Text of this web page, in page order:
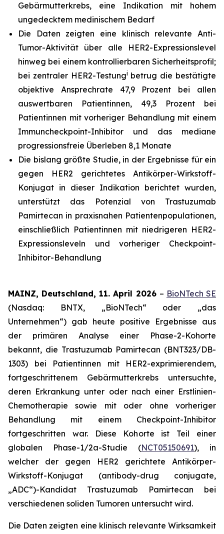
Gebärmutterkrebs, eine Indikation mit hohem
ungedecktem medinischem Bedarf
Die Daten zeigten eine klinisch relevante Anti-
Tumor-Aktivität über alle HER2-Expressionslevel
hinweg bei einem kontrollierbaren Sicherheitsprofil;
bei zentraler HER2-Testungi betrug die bestätigte
objektive Ansprechrate 47,9 Prozent bei allen
auswertbaren Patientinnen, 49,3 Prozent bei
Patientinnen mit vorheriger Behandlung mit einem
Immuncheckpoint-Inhibitor und das mediane
progressionsfreie Überleben 8,1 Monate
Die bislang größte Studie, in der Ergebnisse für ein
gegen HER2 gerichtetes Antikörper-Wirkstoff-
Konjugat in dieser Indikation berichtet wurden,
unterstützt das Potenzial von Trastuzumab
Pamirtecan in praxisnahen Patientenpopulationen,
einschließlich Patientinnen mit niedrigeren HER2-
Expressionsleveln und vorheriger Checkpoint-
Inhibitor-Behandlung
MAINZ, Deutschland, 11.April 2026 – BioNTech SE
(Nasdaq: BNTX, „BioNTech“ oder „das
Unternehmen“) gab heute positive Ergebnisse aus
der primären Analyse einer Phase-2-Kohorte
bekannt, die Trastuzumab Pamirtecan (BNT323/DB-
1303) bei Patientinnen mit HER2-exprimierendem,
fortgeschrittenem Gebärmutterkrebs untersuchte,
deren Erkrankung unter oder nach einer Erstlinien-
Chemotherapie sowie mit oder ohne vorheriger
Behandlung mit einem Checkpoint-Inhibitor
fortgeschritten war. Diese Kohorte ist Teil einer
globalen Phase-1/2a-Studie (NCT05150691), in
welcher der gegen HER2 gerichtete Antikörper-
Wirkstoff-Konjugat (antibody-drug conjugate,
„ADC“)-Kandidat Trastuzumab Pamirtecan bei
verschiedenen soliden Tumoren untersucht wird.
Die Daten zeigten eine klinisch relevante Wirksamkeit